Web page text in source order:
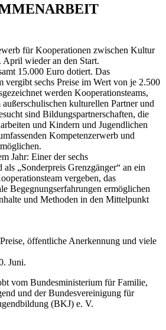
für Kooperationen zwischen Kultur
April wieder an den Start.
15.000 Euro dotiert. Das
vergibt sechs Preise im Wert von je 2.500
werden Kooperationsteams,
außerschulischen kulturellen Partner und
sind Bildungspartnerschaften, die
und Kindern und Jugendlichen
Kompetenzerwerb und
Jahr: Einer der sechs
„Sonderpreis Grenzgänger“ an ein
vergeben, das
Begegnungserfahrungen ermöglichen
und Methoden in den Mittelpunkt
öffentliche Anerkennung und viele
Juni.
vom Bundesministerium für Familie,
und der Bundesvereinigung für
(BKJ) e. V.